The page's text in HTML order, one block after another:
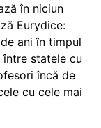
în niciun
Eurydice:
ani în timpul
statele cu
încă de
cu cele mai